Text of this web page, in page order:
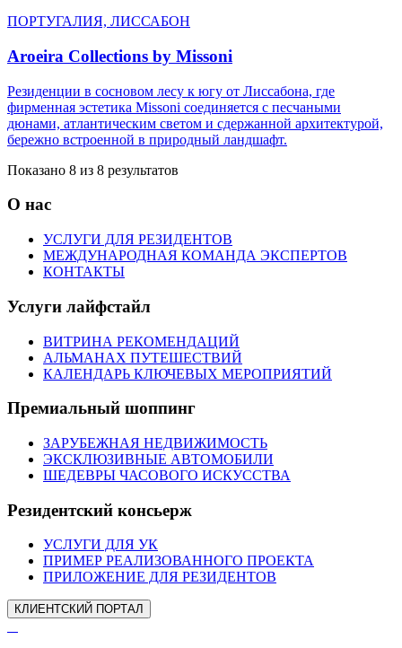
ПОРТУГАЛИЯ, ЛИССАБОН
Aroeira Collections by Missoni
Резиденции в сосновом лесу к югу от Лиссабона, где
фирменная эстетика Missoni соединяется с песчаными
дюнами, атлантическим светом и сдержанной архитектурой,
бережно встроенной в природный ландшафт.
Показано 8 из 8 результатов
О нас
УСЛУГИ ДЛЯ РЕЗИДЕНТОВ
МЕЖДУНАРОДНАЯ КОМАНДА ЭКСПЕРТОВ
КОНТАКТЫ
Услуги лайфстайл
ВИТРИНА РЕКОМЕНДАЦИЙ
АЛЬМАНАХ ПУТЕШЕСТВИЙ
КАЛЕНДАРЬ КЛЮЧЕВЫХ МЕРОПРИЯТИЙ
Премиальный шоппинг
ЗАРУБЕЖНАЯ НЕДВИЖИМОСТЬ
ЭКСКЛЮЗИВНЫЕ АВТОМОБИЛИ
ШЕДЕВРЫ ЧАСОВОГО ИСКУССТВА
Резидентский консьерж
УСЛУГИ ДЛЯ УК
ПРИМЕР РЕАЛИЗОВАННОГО ПРОЕКТА
ПРИЛОЖЕНИЕ ДЛЯ РЕЗИДЕНТОВ
КЛИЕНТСКИЙ ПОРТАЛ